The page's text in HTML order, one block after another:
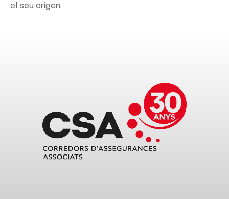
el seu origen.